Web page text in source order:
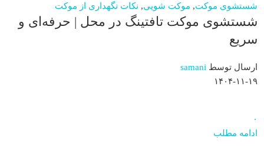
شستشوی موکت, موکت شویی, نکات نگهداری از موکت
شستشوی موکت تافتینگ در محل | حرفه‌ای و
سریع
ارسال توسط samani
۱۴۰۴-۱۱-۱۹
۰
ادامه مطلب